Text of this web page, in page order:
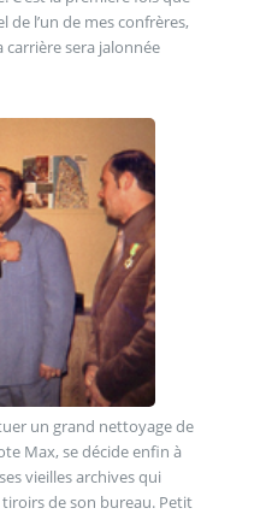
de l’un de mes confrères,
carrière sera jalonnée
un grand nettoyage de
Max, se décide enfin à
vieilles archives qui
de son bureau. Petit